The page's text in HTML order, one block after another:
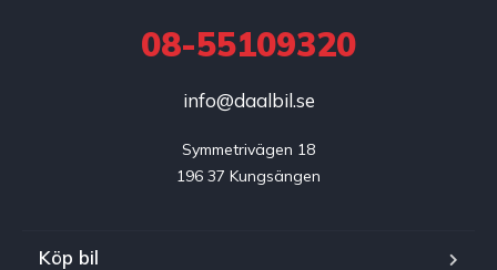
08-55109320
info@daalbil.se
Symmetrivägen 18
196 37 Kungsängen
Köp bil